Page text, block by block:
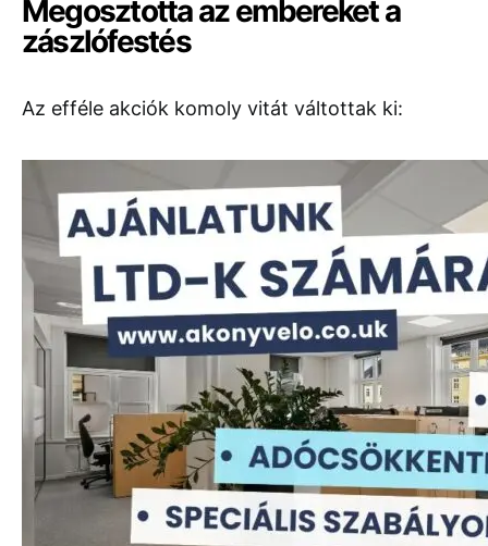
Megosztotta az embereket a
zászlófestés
Az efféle akciók komoly vitát váltottak ki: